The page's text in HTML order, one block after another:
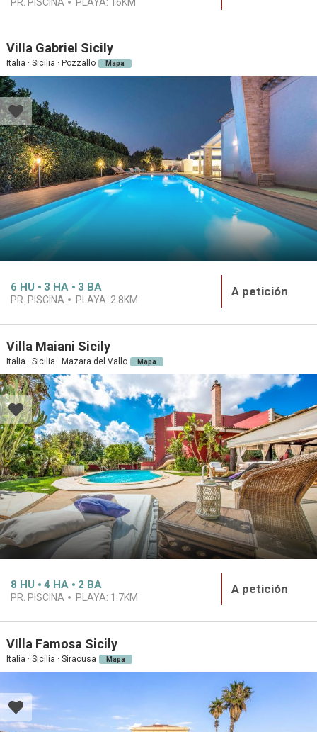
Villa Gabriel Sicily
Italia · Sicilia · Pozzallo Mapa
6 HU 3 HA 3 BA
PR. PISCINA PLAYA: 2.8KM
A petición
Villa Maiani Sicily
Italia · Sicilia · Mazara del Vallo Mapa
8 HU 4 HA 2 BA
PR. PISCINA PLAYA: 1.7KM
A petición
VIlla Famosa Sicily
Italia · Sicilia · Siracusa Mapa